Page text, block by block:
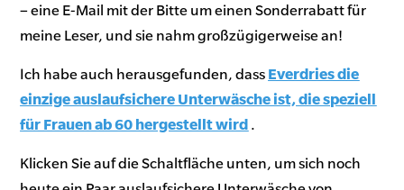
– eine E-Mail mit der Bitte um einen Sonderrabatt für
meine Leser, und sie nahm großzügigerweise an!
Ich habe auch herausgefunden, dass Everdries die
einzige auslaufsichere Unterwäsche ist, die speziell
für Frauen ab 60 hergestellt wird .
Klicken Sie auf die Schaltfläche unten, um sich noch